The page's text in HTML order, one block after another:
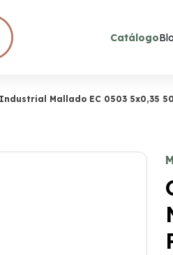
Catálogo
Mallado EC 0503 5x0,35